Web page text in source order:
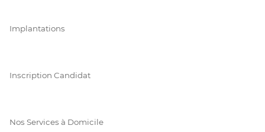
Implantations
Inscription Candidat
Nos Services à Domicile